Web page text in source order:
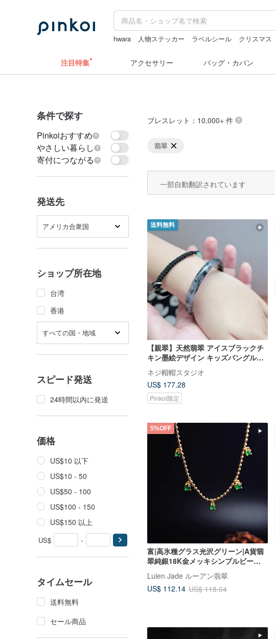
hwara 人物ステッカー ラベルシール クリスマス
注目特集 アクセサリー バッグ・カバン
条件で探す
Pinkoiおすすめ
やさしい暮らし
寄付につながる
発送先
アメリカ合衆国
ショップ所在地
台湾
香港
すべての国・地域
スピード発送
24時間以内に発送
価格
US$10 以下
US$10 - 50
US$50 - 100
US$100 - 150
US$150 以上
US$ -
タイムセール
送料無料
セール商品
ブレスレット ：10,000+ 件
翡翠
一部自動翻訳されています
送料無料
【親翠】天然翡翠 アイスブラックチ
キン墨絵デザイン キッズバングル
45mm
ネジ帽帽スタジオ
US$ 177.28
Pinkoi限定
5%OFF
富|高氷種グラス光沢グリーン|A貨翡
翠純銀18K金メッキシンプルビーズ
Luien Jade ルーアン翡翠
US$ 112.14 US$ 118.04